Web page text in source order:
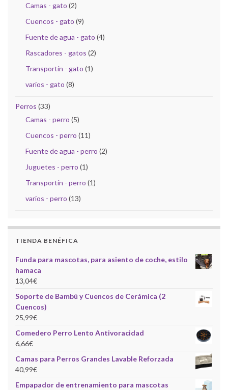
Camas - gato (2)
Cuencos - gato (9)
Fuente de agua - gato (4)
Rascadores - gatos (2)
Transportín - gato (1)
varios - gato (8)
Perros (33)
Camas - perro (5)
Cuencos - perro (11)
Fuente de agua - perro (2)
Juguetes - perro (1)
Transportín - perro (1)
varios - perro (13)
TIENDA BENÉFICA
Funda para mascotas, para asiento de coche, estilo
hamaca
13,04€
Soporte de Bambú y Cuencos de Cerámica (2
Cuencos)
25,99€
Comedero Perro Lento Antivoracidad
6,66€
Camas para Perros Grandes Lavable Reforzada
40,99€
Empapador de entrenamiento para mascotas